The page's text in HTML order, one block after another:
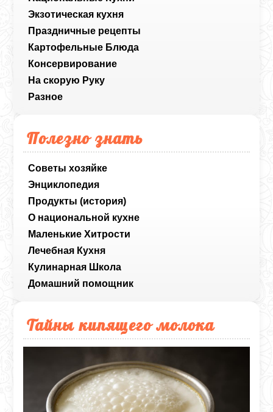
Экзотическая кухня
Праздничные рецепты
Картофельные Блюда
Консервирование
На скорую Руку
Разное
Полезно знать
Советы хозяйке
Энциклопедия
Продукты (история)
О национальной кухне
Маленькие Хитрости
Лечебная Кухня
Кулинарная Школа
Домашний помощник
Тайны кипящего молока